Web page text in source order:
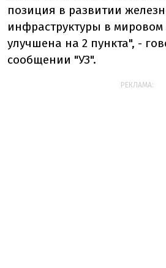
позиция в развитии
инфраструктуры в мировом
улучшена на 2 пункта", -
сообщении "УЗ".
РЕКЛАМА: